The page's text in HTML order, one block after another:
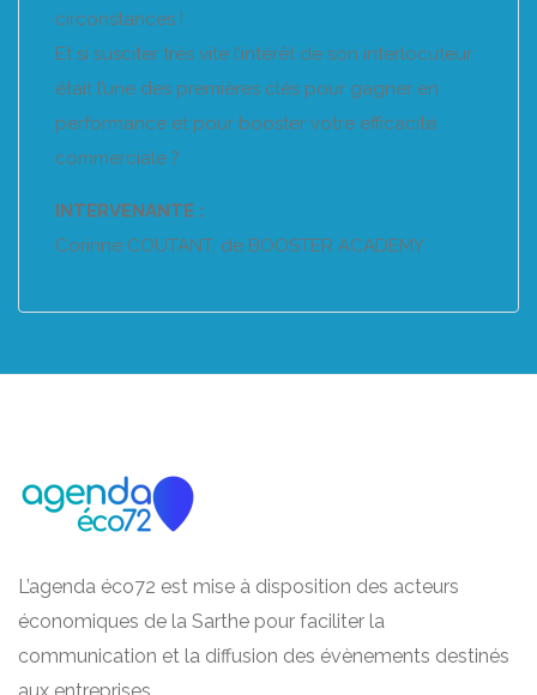
circonstances !
Et si susciter très vite l’intérêt de son interlocuteur
était l’une des premières clés pour gagner en
performance et pour booster votre efficacité
commerciale ?
INTERVENANTE :
Corinne COUTANT, de BOOSTER ACADEMY
L’agenda éco72 est mise à disposition des acteurs
économiques de la Sarthe pour faciliter la
communication et la diffusion des évènements destinés